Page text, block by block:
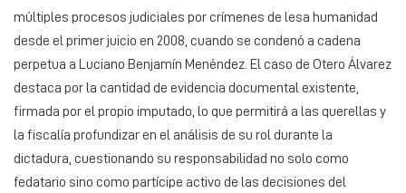
múltiples procesos judiciales por crímenes de lesa humanidad
desde el primer juicio en 2008, cuando se condenó a cadena
perpetua a Luciano Benjamín Menéndez. El caso de Otero Álvarez
destaca por la cantidad de evidencia documental existente,
firmada por el propio imputado, lo que permitirá a las querellas y
la fiscalía profundizar en el análisis de su rol durante la
dictadura, cuestionando su responsabilidad no solo como
fedatario sino como partícipe activo de las decisiones del